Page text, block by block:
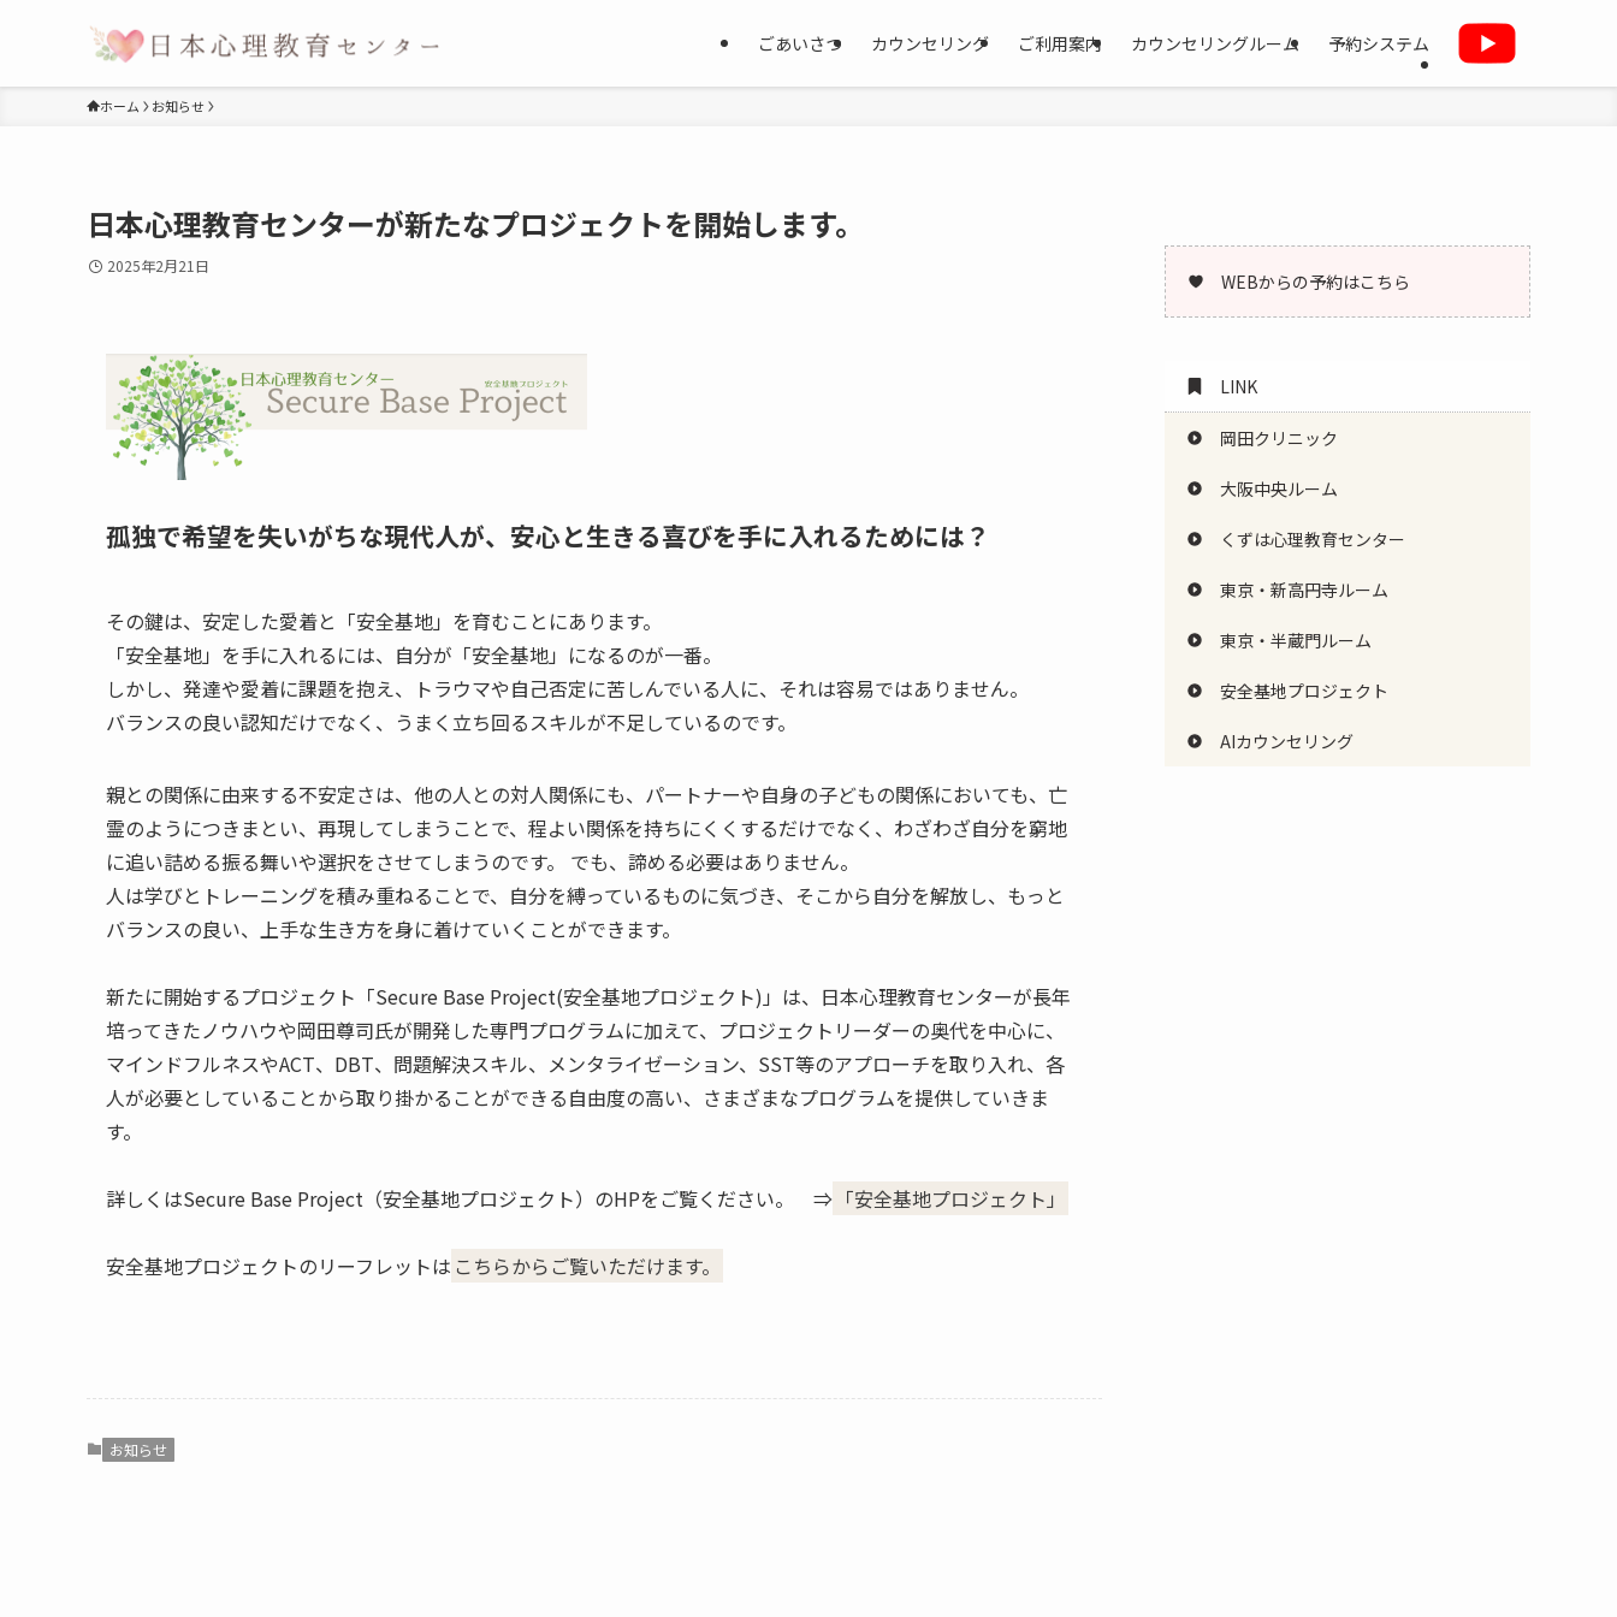
ごあいさつ カウンセリング ご利用案内 カウンセリングルーム 予約システム
ホーム お知らせ
日本心理教育センターが新たなプロジェクトを開始します。
2025年2月21日
孤独で希望を失いがちな現代人が、安心と生きる喜びを手に入れるためには？
その鍵は、安定した愛着と「安全基地」を育むことにあります。
「安全基地」を手に入れるには、自分が「安全基地」になるのが一番。
しかし、発達や愛着に課題を抱え、トラウマや自己否定に苦しんでいる人に、それは容易ではありません。
バランスの良い認知だけでなく、うまく立ち回るスキルが不足しているのです。
親との関係に由来する不安定さは、他の人との対人関係にも、パートナーや自身の子どもの関係においても、亡
霊のようにつきまとい、再現してしまうことで、程よい関係を持ちにくくするだけでなく、わざわざ自分を窮地
に追い詰める振る舞いや選択をさせてしまうのです。 でも、諦める必要はありません。
人は学びとトレーニングを積み重ねることで、自分を縛っているものに気づき、そこから自分を解放し、もっと
バランスの良い、上手な生き方を身に着けていくことができます。
新たに開始するプロジェクト「Secure Base Project(安全基地プロジェクト)」は、日本心理教育センターが長年
培ってきたノウハウや岡田尊司氏が開発した専門プログラムに加えて、プロジェクトリーダーの奥代を中心に、
マインドフルネスやACT、DBT、問題解決スキル、メンタライゼーション、SST等のアプローチを取り入れ、各
人が必要としていることから取り掛かることができる自由度の高い、さまざまなプログラムを提供していきま
す。
詳しくはSecure Base Project（安全基地プロジェクト）のHPをご覧ください。 ⇒ 「安全基地プロジェクト」
安全基地プロジェクトのリーフレットは こちらからご覧いただけます。
お知らせ
WEBからの予約はこちら
LINK
岡田クリニック
大阪中央ルーム
くずは心理教育センター
東京・新高円寺ルーム
東京・半蔵門ルーム
安全基地プロジェクト
AIカウンセリング